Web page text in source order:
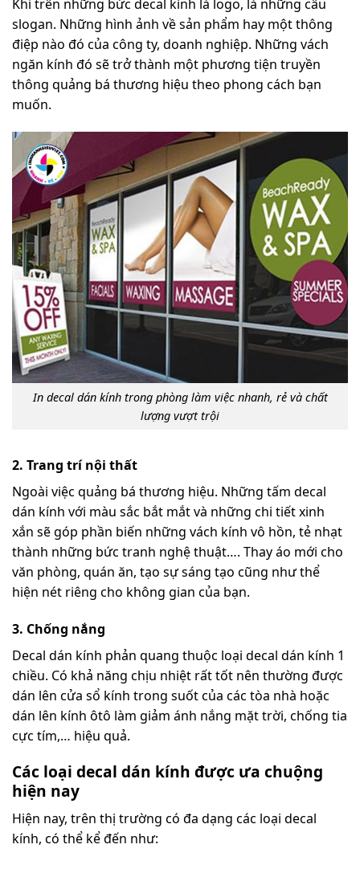
Khi trên những bức decal kính là logo, là những câu
slogan. Những hình ảnh về sản phẩm hay một thông
điệp nào đó của công ty, doanh nghiệp. Những vách
ngăn kính đó sẽ trở thành một phương tiện truyền
thông quảng bá thương hiệu theo phong cách bạn
muốn.
In decal dán kính trong phòng làm việc nhanh, rẻ và chất
lượng vượt trội
2. Trang trí nội thất
Ngoài việc quảng bá thương hiệu. Những tấm decal
dán kính với màu sắc bắt mắt và những chi tiết xinh
xắn sẽ góp phần biến những vách kính vô hồn, tẻ nhạt
thành những bức tranh nghệ thuật…. Thay áo mới cho
văn phòng, quán ăn, tạo sự sáng tạo cũng như thể
hiện nét riêng cho không gian của bạn.
3. Chống nắng
Decal dán kính phản quang thuộc loại decal dán kính 1
chiều. Có khả năng chịu nhiệt rất tốt nên thường được
dán lên cửa sổ kính trong suốt của các tòa nhà hoặc
dán lên kính ôtô làm giảm ánh nắng mặt trời, chống tia
cực tím,… hiệu quả.
Các loại decal dán kính được ưa chuộng
hiện nay
Hiện nay, trên thị trường có đa dạng các loại decal
kính, có thể kể đến như: